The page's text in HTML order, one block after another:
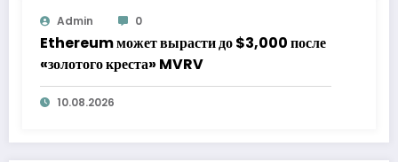
Admin 0
Ethereum может вырасти до $3,000 после
«золотого креста» MVRV
10.08.2026